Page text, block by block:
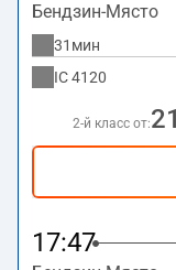
Бендзин-Място
31мин
IC4120
2-й класс от:21
17:47